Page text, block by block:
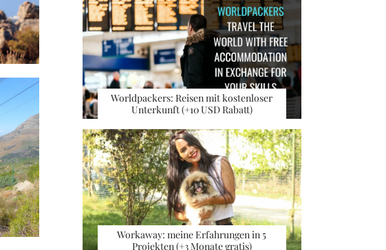
Worldpackers: Reisen mit kostenloser
Unterkunft (+10 USD Rabatt)
Workaway: meine Erfahrungen in 5
Projekten (+3 Monate gratis)